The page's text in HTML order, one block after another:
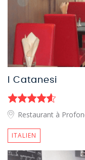
I Catanesi
Restaurant à
ITALIEN